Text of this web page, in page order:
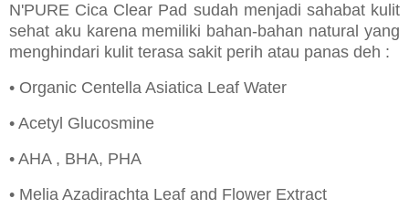
N'PURE Cica Clear Pad sudah menjadi sahabat kulit
sehat aku karena memiliki bahan-bahan natural yang
menghindari kulit terasa sakit perih atau panas deh :
• Organic Centella Asiatica Leaf Water
• Acetyl Glucosmine
• AHA , BHA, PHA
• Melia Azadirachta Leaf and Flower Extract